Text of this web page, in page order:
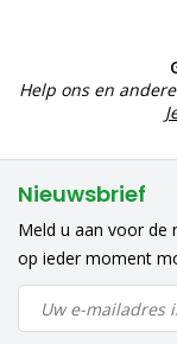
Help ons en
Nieuwsbrief
Meld u aan voor de
op ieder moment